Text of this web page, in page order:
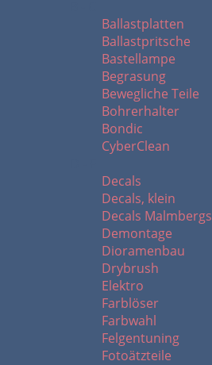
Ballastplatten
Ballastpritsche
Bastellampe
Begrasung
Bewegliche Teile
Bohrerhalter
Bondic
CyberClean
Decals
Decals, klein
Decals Malmbergs
Demontage
Dioramenbau
Drybrush
Elektro
Farblöser
Farbwahl
Felgentuning
Fotoätzteile